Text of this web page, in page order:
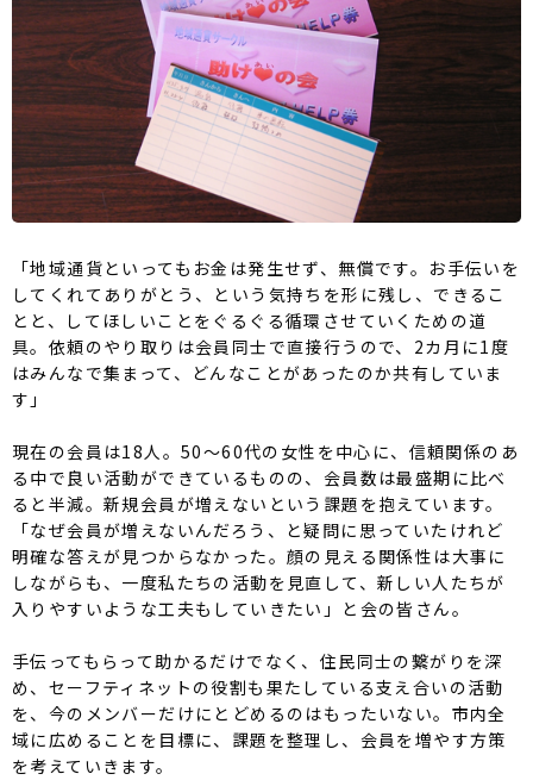
「地域通貨といってもお金は発生せず、無償です。お手伝いを
してくれてありがとう、という気持ちを形に残し、できるこ
とと、してほしいことをぐるぐる循環させていくための道
具。依頼のやり取りは会員同士で直接行うので、2カ月に1度
はみんなで集まって、どんなことがあったのか共有していま
す」
現在の会員は18人。50〜60代の女性を中心に、信頼関係のあ
る中で良い活動ができているものの、会員数は最盛期に比べ
ると半減。新規会員が増えないという課題を抱えています。
「なぜ会員が増えないんだろう、と疑問に思っていたけれど
明確な答えが見つからなかった。顔の見える関係性は大事に
しながらも、一度私たちの活動を見直して、新しい人たちが
入りやすいような工夫もしていきたい」と会の皆さん。
手伝ってもらって助かるだけでなく、住民同士の繋がりを深
め、セーフティネットの役割も果たしている支え合いの活動
を、今のメンバーだけにとどめるのはもったいない。市内全
域に広めることを目標に、課題を整理し、会員を増やす方策
を考えていきます。